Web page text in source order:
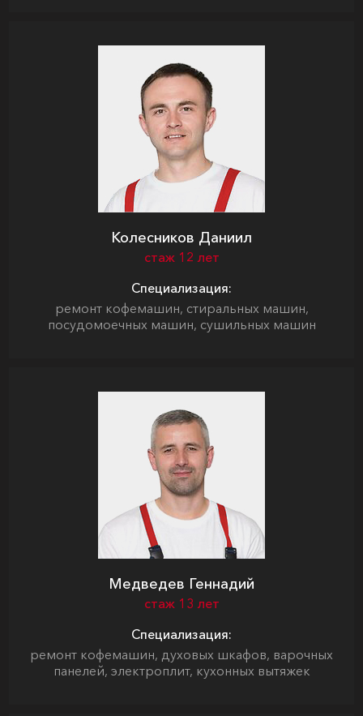
Колесников Даниил
стаж 12 лет
Специализация:
ремонт кофемашин, стиральных машин,
посудомоечных машин, сушильных машин
Медведев Геннадий
стаж 13 лет
Специализация:
ремонт кофемашин, духовых шкафов, варочных
панелей, электроплит, кухонных вытяжек